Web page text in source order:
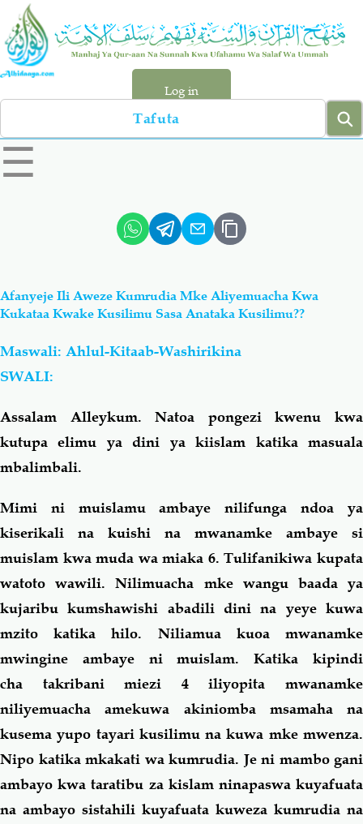
Skip
main
content
Log in
Search
left
sidebar
☰
Hadiyth
Aqiydah Manhaj
Shirki & Kufru Bid-'ah (Uzushi)
Fiqh-Ibaadah
Fataawa Za Ulamaa Kauli Za Salaf
Akhlaaq-Aadaab Raqaaiq
Familia-Jamii Maswali-Majibu
Chemsha Bongo Vitabu
Afanyeje Ili Aweze Kumrudia Mke Aliyemuacha Kwa
Kukataa Kwake Kusilimu Sasa Anataka Kusilimu??
Maswali: Ahlul-Kitaab-Washirikina
SWALI:
Assalam Alleykum. Natoa pongezi kwenu kwa
kutupa elimu ya dini ya kiislam katika masuala
mbalimbali.
Mimi ni muislamu ambaye nilifunga ndoa ya
kiserikali na kuishi na mwanamke ambaye si
muislam kwa muda wa miaka 6. Tulifanikiwa kupata
watoto wawili. Nilimuacha mke wangu baada ya
kujaribu kumshawishi abadili dini na yeye kuwa
mzito katika hilo. Niliamua kuoa mwanamke
mwingine ambaye ni muislam. Katika kipindi
cha takribani miezi 4 iliyopita mwanamke
niliyemuacha amekuwa akiniomba msamaha na
kusema yupo tayari kusilimu na kuwa mke mwenza.
Nipo katika mkakati wa kumrudia. Je ni mambo gani
ambayo kwa taratibu za kislam ninapaswa kuyafuata
na ambayo sistahili kuyafuata kuweza kumrudia na